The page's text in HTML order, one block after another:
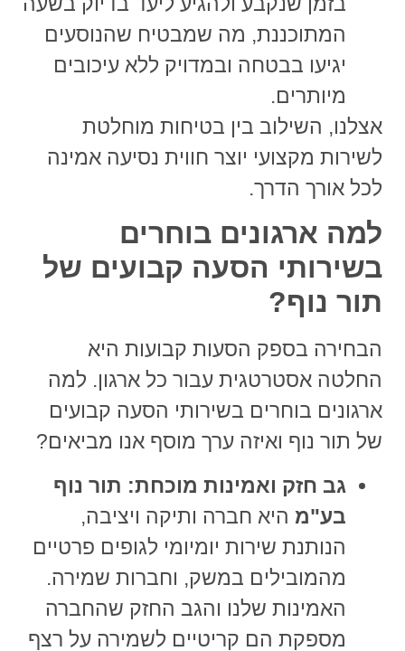
המתוכננת, מה שמבטיח שהנוסעים
יגיעו בבטחה ובמדויק ללא עיכובים
מיותרים.
אצלנו, השילוב בין בטיחות מוחלטת
לשירות מקצועי יוצר חווית נסיעה אמינה
לכל אורך הדרך.
למה ארגונים בוחרים
בשירותי הסעה קבועים של
תור נוף?
הבחירה בספק הסעות קבועות היא
החלטה אסטרטגית עבור כל ארגון. למה
ארגונים בוחרים בשירותי הסעה קבועים
של תור נוף ואיזה ערך מוסף אנו מביאים?
גב חזק ואמינות מוכחת: תור נוף
בע"מ היא חברה ותיקה ויציבה,
הנותנת שירות יומיומי לגופים פרטיים
מהמובילים במשק, וחברות שמירה.
האמינות שלנו והגב החזק שהחברה
מספקת הם קריטיים לשמירה על רצף